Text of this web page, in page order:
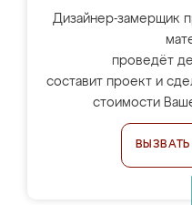
Дизайнер-замерщик
проведёт
составит проект и
стоимости